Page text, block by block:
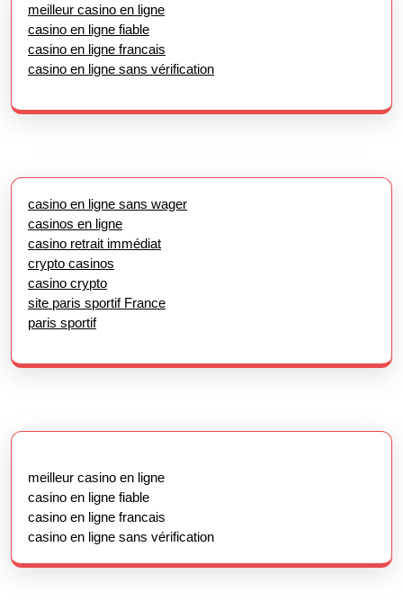
meilleur casino en ligne
casino en ligne fiable
casino en ligne francais
casino en ligne sans vérification
casino en ligne sans wager
casinos en ligne
casino retrait immédiat
crypto casinos
casino crypto
site paris sportif France
paris sportif
meilleur casino en ligne
casino en ligne fiable
casino en ligne francais
casino en ligne sans vérification